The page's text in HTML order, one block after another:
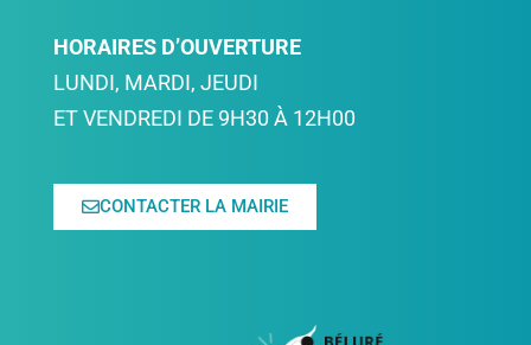
HORAIRES D’OUVERTURE
LUNDI, MARDI, JEUDI
ET VENDREDI DE 9H30 À 12H00
CONTACTER LA MAIRIE